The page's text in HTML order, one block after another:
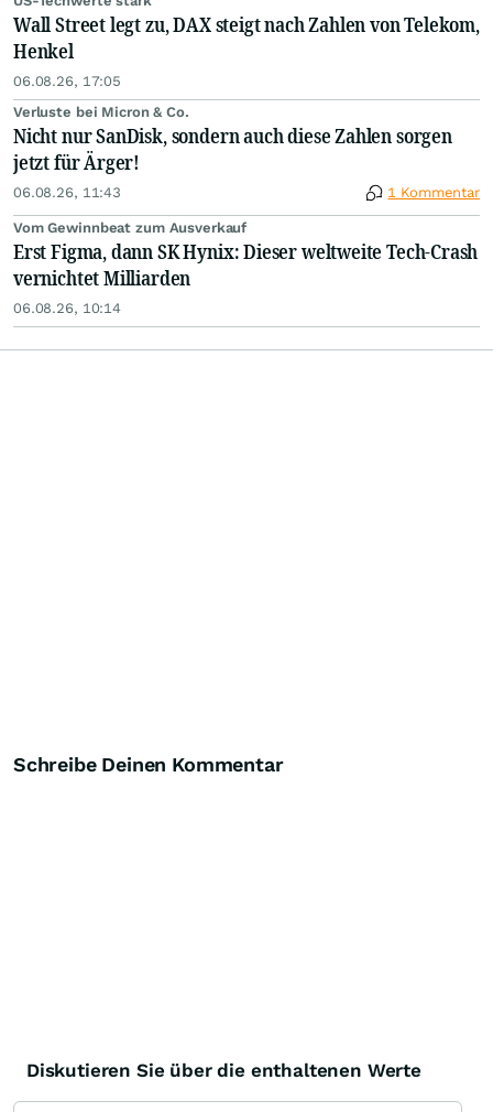
Wall Street legt zu, DAX steigt nach Zahlen von Telekom,
Henkel
06.08.26, 17:05
Verluste bei Micron & Co.
Nicht nur SanDisk, sondern auch diese Zahlen sorgen
jetzt für Ärger!
06.08.26, 11:43 1 Kommentar
Vom Gewinnbeat zum Ausverkauf
Erst Figma, dann SK Hynix: Dieser weltweite Tech-Crash
vernichtet Milliarden
06.08.26, 10:14
Schreibe Deinen Kommentar
Diskutieren Sie über die enthaltenen Werte